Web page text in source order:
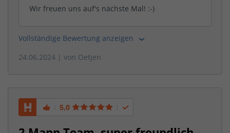
Wir freuen uns auf's nächste Mal! :-)
Vollständige Bewertung anzeigen
24.06.2024 | von Oetjen
5,0